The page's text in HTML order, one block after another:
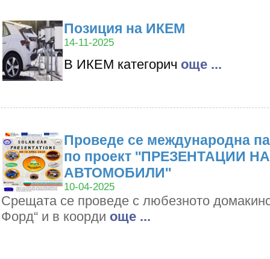
Позиция на ИКЕМ
14-11-2025
В ИКЕМ категорич oще ...
Проведе се международна
по проект ''ПРЕЗЕНТАЦИИ
АВТОМОБИЛИ''
10-04-2025
Срещата се проведе с любезното
Форд“ и в коорди oще ...